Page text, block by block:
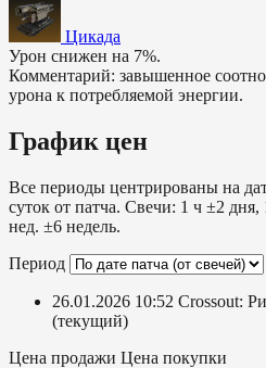
Цикада
Урон снижен на 7%.
Комментарий: завышенное
урона к потребляемой энергии.
График цен
Все периоды центрированы на
суток от патча. Свечи: 1 ч ±2
нед. ±6 недель.
Период
26.01.2026 10:52 Crossout:
(текущий)
Цена продажи Цена покупки